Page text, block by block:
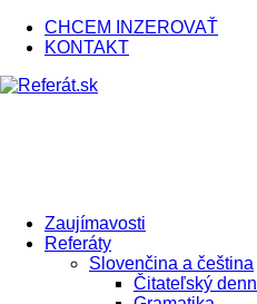
CHCEM INZEROVAŤ
KONTAKT
Zaujímavosti
Referáty
Slovenčina a čeština
Čitateľský